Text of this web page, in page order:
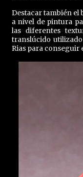
Destacar también el
a nivel de pintura
las diferentes
translúcido
Rias para conseguir